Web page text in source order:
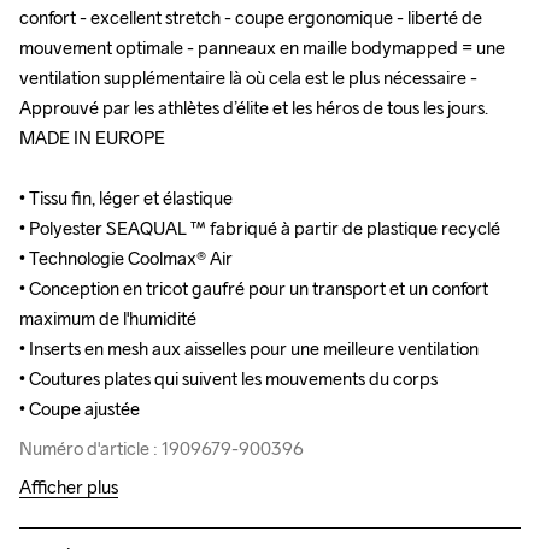
confort - excellent stretch - coupe ergonomique - liberté de
mouvement optimale - panneaux en maille bodymapped = une
ventilation supplémentaire là où cela est le plus nécessaire -
Approuvé par les athlètes d’élite et les héros de tous les jours.
MADE IN EUROPE
• Tissu fin, léger et élastique
• Polyester SEAQUAL ™ fabriqué à partir de plastique recyclé
• Technologie Coolmax® Air
• Conception en tricot gaufré pour un transport et un confort
maximum de l'humidité
• Inserts en mesh aux aisselles pour une meilleure ventilation
• Coutures plates qui suivent les mouvements du corps
• Coupe ajustée
Numéro d'article : 1909679-900396
confort - excellent stretch - coupe ergonomique - liberté de
mouvement optimale - panneaux en maille bodymapped = une
ventilation supplémentaire là où cela est le plus nécessaire -
Approuvé par les athlètes d’élite et les héros de tous les jours.
MADE IN EUROPE
• Tissu fin, léger et élastique
• Polyester SEAQUAL ™ fabriqué à partir de plastique recyclé
• Technologie Coolmax® Air
• Conception en tricot gaufré pour un transport et un confort
maximum de l'humidité
• Inserts en mesh aux aisselles pour une meilleure ventilation
• Coutures plates qui suivent les mouvements du corps
• Coupe ajustée
Numéro d'article : 1909679-900396
Afficher plus